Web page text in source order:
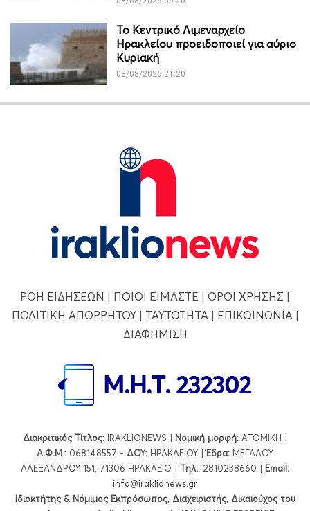
Το Κεντρικό Λιμεναρχείο
Ηρακλείου προειδοποιεί για αύριο
Κυριακή
08/08/2026 21:20
ΡΟΗ ΕΙΔΗΣΕΩΝ | ΠΟΙΟΙ ΕΙΜΑΣΤΕ | ΟΡΟΙ ΧΡΗΣΗΣ |
ΠΟΛΙΤΙΚΗ ΑΠΟΡΡΗΤΟΥ| ΤΑΥΤΟΤΗΤΑ| ΕΠΙΚΟΙΝΩΝΙΑ|
ΔΙΑΦΗΜΙΣΗ
Διακριτικός Τίτλος: IRAKLIONEWS | Νομική μορφή: ΑΤΟΜΙΚΗ |
Α.Φ.Μ.: 068148557 - ΔΟΥ: ΗΡΑΚΛΕΙΟΥ |Έδρα: ΜΕΓΑΛΟΥ
ΑΛΕΞΑΝΔΡΟΥ 151, 71306 ΗΡΑΚΛΕΙΟ | Τηλ.: 2810238660 | Εmail:
info@iraklionews.gr
Ιδιοκτήτης & Νόμιμος Εκπρόσωπος, Διαχειριστής, Δικαιούχος του